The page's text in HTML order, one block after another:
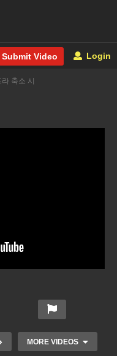
Submit Video Login
축소 시
MORE VIDEOS